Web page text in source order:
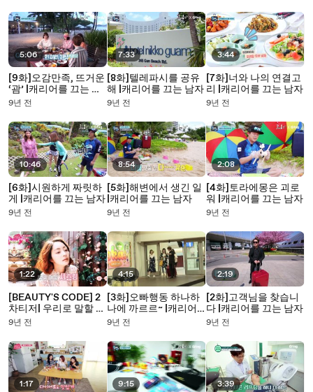
5:06
[9화]오감만족, 뜨거운
‘괌’ |캐리어를 끄는 남
자
9년 전
10:46
[6화]시원하게 짜릿하
게 |캐리어를 끄는 남자
9년 전
1:22
[BEAUTY'S CODE] 2
차티저| 우리로 말할 것
같으면
9년 전
1:17
7:33
[8화]텔레파시를 공유
해 |캐리어를 끄는 남자
9년 전
8:54
[5화]해변에서 생긴 일
|캐리어를 끄는 남자
9년 전
4:15
[3화]오빠행동 하나하
나에 까르르~ |캐리어
를 끄는 남자
9년 전
9:15
3:44
[7화]너와 나의 연결고
리 |캐리어를 끄는 남자
9년 전
2:08
[4화]토라에몽은 괴로
워 |캐리어를 끄는 남자
9년 전
2:19
[2화]고객님을 찾습니
다 |캐리어를 끄는 남자
9년 전
3:39